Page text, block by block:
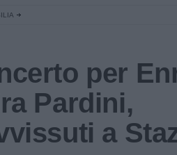
per
Pardini,
a